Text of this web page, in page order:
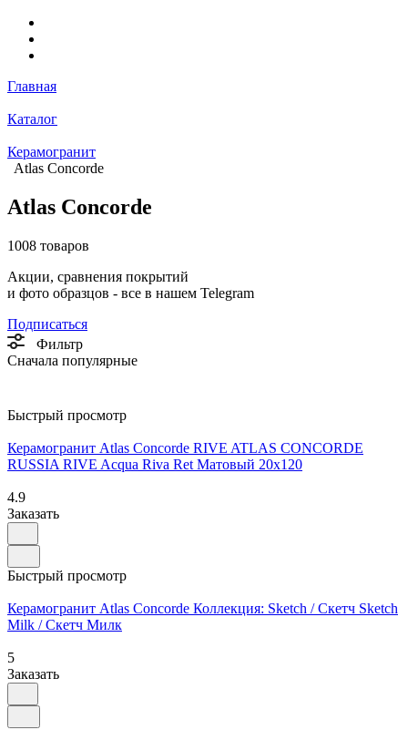
Главная
Каталог
Керамогранит
Atlas Concorde
Atlas Concorde
1008 товаров
Акции, сравнения покрытий
и фото образцов - все в нашем Telegram
Подписаться
Фильтр
Сначала популярные
Быстрый просмотр
Керамогранит Atlas Concorde RIVE ATLAS CONCORDE
RUSSIA RIVE Acqua Riva Ret Матовый 20x120
4.9
Заказать
Быстрый просмотр
Керамогранит Atlas Concorde Коллекция: Sketch / Скетч Sketch
Milk / Скетч Милк
5
Заказать